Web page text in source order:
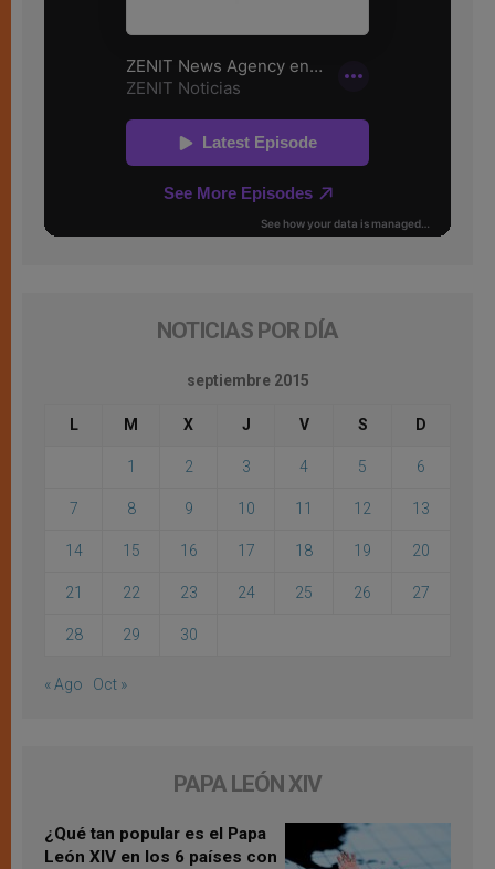
NOTICIAS POR DÍA
septiembre 2015
L M X J V S D
1 2 3 4 5 6
7 8 9 10 11 12 13
14 15 16 17 18 19 20
21 22 23 24 25 26 27
28 29 30
« Ago Oct »
PAPA LEÓN XIV
¿Qué tan popular es el Papa
León XIV en los 6 países con